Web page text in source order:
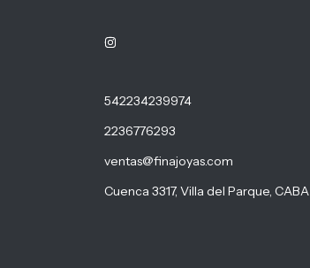
542234239974
2236776293
ventas@finajoyas.com
Cuenca 3317, Villa del Parque, CABA